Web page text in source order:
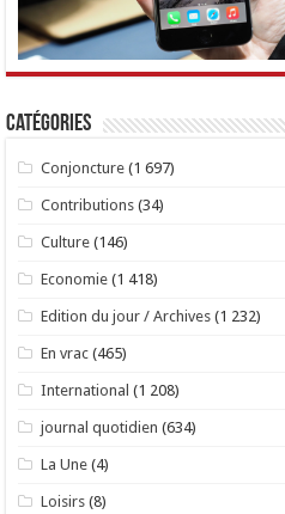
Catégories
Conjoncture (1 697)
Contributions (34)
Culture (146)
Economie (1 418)
Edition du jour / Archives (1 232)
En vrac (465)
International (1 208)
journal quotidien (634)
La Une (4)
Loisirs (8)